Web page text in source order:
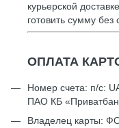
курьерской
готовить сумму без
ОПЛАТА
Номер счета: п/с:
ПАО КБ
Владелец карты: